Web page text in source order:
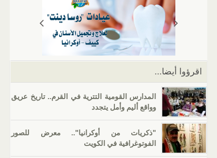
k
er
a
m
A
p
p
اقرؤوا أيضا...
المدارس القومية التترية في القرم.. تاريخ عريق
وواقع أليم وأمل يتجدد
"ذكريات من أوكرانيا".. معرض للصور
الفوتوغرافية في الكويت